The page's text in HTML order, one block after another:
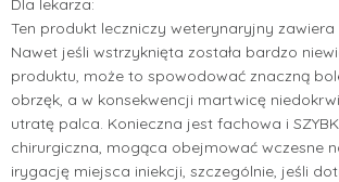
Dla lekarza:
Ten produkt leczniczy weterynaryjny zawiera
Nawet jeśli wstrzyknięta została bardzo
produktu, może to spowodować znaczną
obrzęk, a w konsekwencji martwicę
utratę palca. Konieczna jest fachowa i
chirurgiczna, mogąca obejmować wczesne
irygację miejsca iniekcji, szczególnie, jeśli